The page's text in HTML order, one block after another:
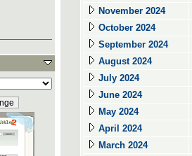
November 2024
October 2024
September 2024
August 2024
July 2024
June 2024
May 2024
April 2024
March 2024